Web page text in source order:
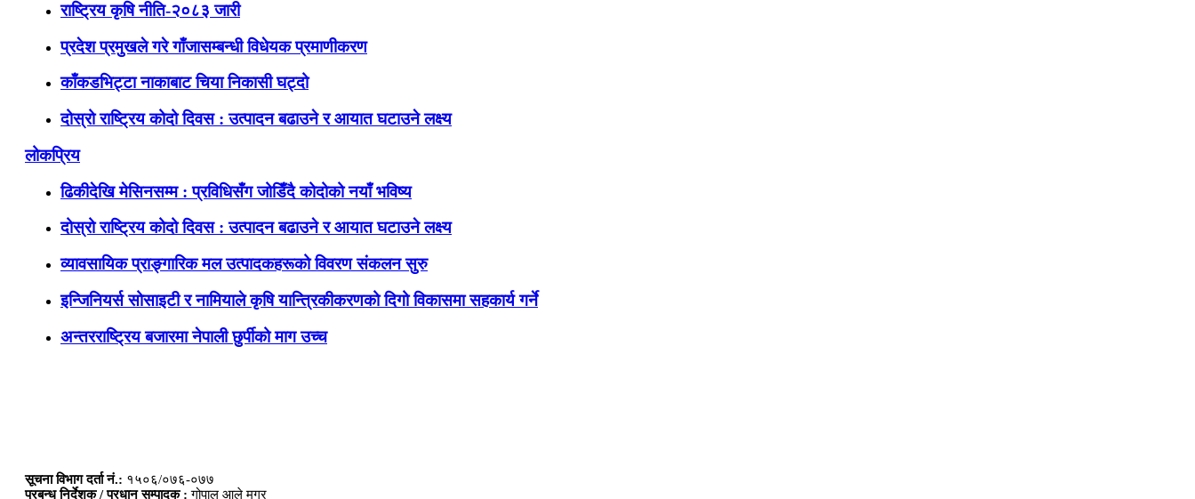
राष्ट्रिय कृषि नीति-२०८३ जारी
प्रदेश प्रमुखले गरे गाँजासम्बन्धी विधेयक प्रमाणीकरण
काँकडभिट्टा नाकाबाट चिया निकासी घट्दो
दोस्रो राष्ट्रिय कोदो दिवस : उत्पादन बढाउने र आयात घटाउने लक्ष्य
लोकप्रिय
ढिकीदेखि मेसिनसम्म : प्रविधिसँग जोडिँदै कोदोको नयाँ भविष्य
दोस्रो राष्ट्रिय कोदो दिवस : उत्पादन बढाउने र आयात घटाउने लक्ष्य
व्यावसायिक प्राङ्गारिक मल उत्पादकहरूको विवरण संकलन सुरु
इन्जिनियर्स सोसाइटी र नामियाले कृषि यान्त्रिकीकरणको दिगो विकासमा सहकार्य गर्ने
अन्तरराष्ट्रिय बजारमा नेपाली छुर्पीको माग उच्च
सूचना विभाग दर्ता नं.: १५०६/०७६-०७७
प्रबन्ध निर्देशक / प्रधान सम्पादक : गोपाल आले मगर